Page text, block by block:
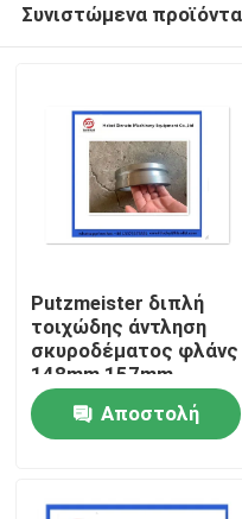
Αρχική Σελίδα
Προϊόντα
Βίντεο
Συνιστώμενα προϊόντα
Putzmeister διπλή
τοιχώδης άντληση
σκυροδέματος φλάνς
148mm 157mm
166mm
Αποστολή